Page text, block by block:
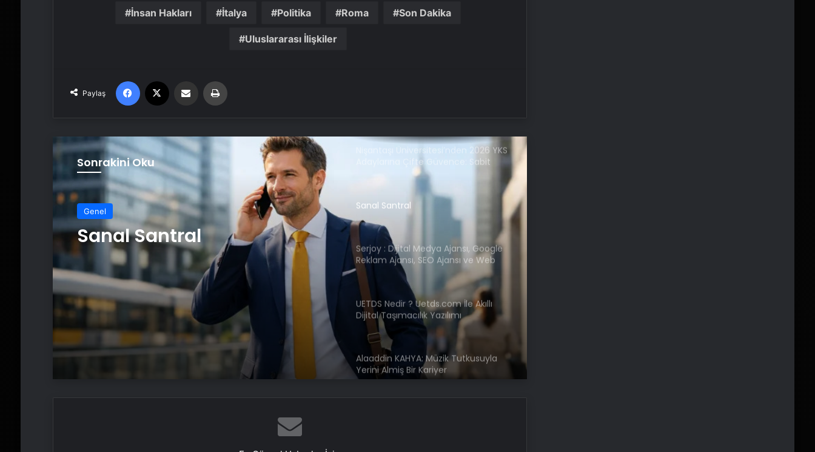
İnsan Hakları İtalya Politika Roma Son Dakika
Uluslararası İlişkiler
Paylaş
Facebook Email'den paylaş
Sonrakini Oku
Genel
Sanal Santral
Hizmet Kalitesi
Nişantaşı Üniversitesi’nden 2026 YKS
Adaylarına Çifte Güvence: Sabit
Ücret ve Kesintisiz Burs
Sanal Santral
Serjoy : Dijital Medya Ajansı, Google
Reklam Ajansı, SEO Ajansı ve Web
Tasarım Ajansı
UETDS Nedir ? Uetds.com İle Akıllı
Dijital Taşımacılık Yazılımı
Alaaddin KAHYA: Müzik Tutkusuyla
Yerini Almiş Bir Kariyer